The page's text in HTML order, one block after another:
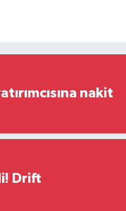
nakit
Drift